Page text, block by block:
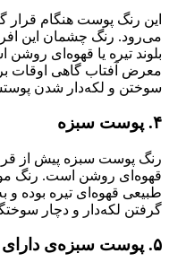
این رنگ پوست هنگام
می‌رود. رنگ چشمان این
بلوند تیره یا قهوه‌ای
معرض آفتاب گاهی اوقات
سوختن و لکه‌دار شدن
۴. پوست سبزه
رنگ پوست سبزه پیش از
قهوه‌ای روشن است. رنگ
طبیعی قهوه‌ای تیره بوده و
گرفتن لکه‌دار و دچار
۵. پوست سبزه‌ی دارای لک